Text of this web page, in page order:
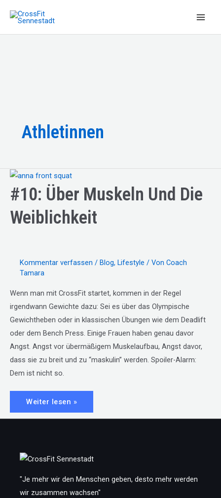
Inhalt
springen
Athletinnen
#10: Über Muskeln Und Die
Weiblichkeit
Kommentar verfassen / Blog, Lifestyle / Von Coach
Tamara
Wenn man mit CrossFit startet, kommen in der Regel
irgendwann Gewichte dazu: Sei es über das Olympische
Gewichtheben oder in klassischen Übungen wie dem Deadlift
oder dem Bench Press. Einige Frauen haben genau davor
Angst. Angst vor übermäßigem Muskelaufbau, Angst davor,
dass sie zu breit und zu “maskulin” werden. Spoiler-Alarm:
Dem ist nicht so.
#10:
Muskeln
und
Weiter lesen »
"Je mehr wir den Menschen geben, desto mehr werden
wir zusammen wachsen"